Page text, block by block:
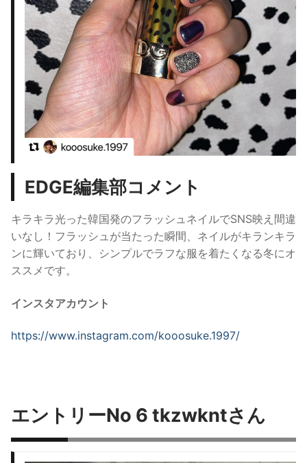
EDGE編集部コメント
キラキラ光った韓国発のフラッシュネイルでSNS映え間違
いなし！ フラッシュが当たった瞬間、ネイルがキランキラ
ンに輝いており、シンプルでラフな服を着たくなる冬にオ
ススメです。
インスタアカウント
https://www.instagram.com/kooosuke.1997/
エントリーNo 6 tkzwkntさん